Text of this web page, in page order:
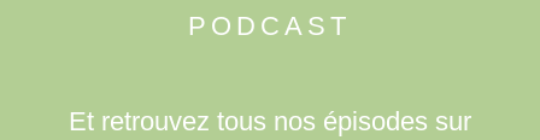
PODCAST
Et retrouvez tous nos épisodes sur